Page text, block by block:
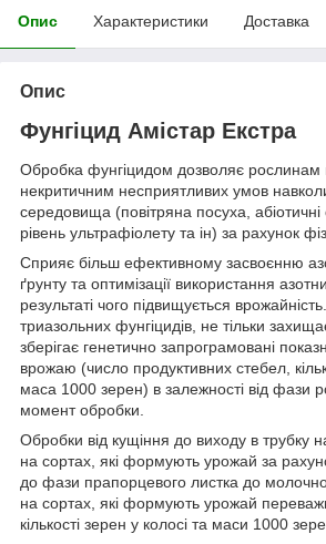
Опис Характеристики Доставка
Опис
Фунгіцид Амістар Екстра
Обробка фунгіцидом дозволяє рослинам
некритичним несприятливих умов
середовища (повітряна посуха, абіотичні
рівень ультрафіолету та ін) за рахунок
Сприяє більш ефективному засвоєнню
ґрунту та оптимізації використання
результаті чого підвищується
триазольних фунгіцидів, не тільки
зберігає генетично запрограмовані
врожаю (число продуктивних стебел,
маса 1000 зерен) в залежності від фази
момент обробки.
Обробки від кущіння до виходу в трубку
на сортах, які формують урожай за
до фази прапорцевого листка до молочної
на сортах, які формують урожай
кількості зерен у колосі та маси 1000